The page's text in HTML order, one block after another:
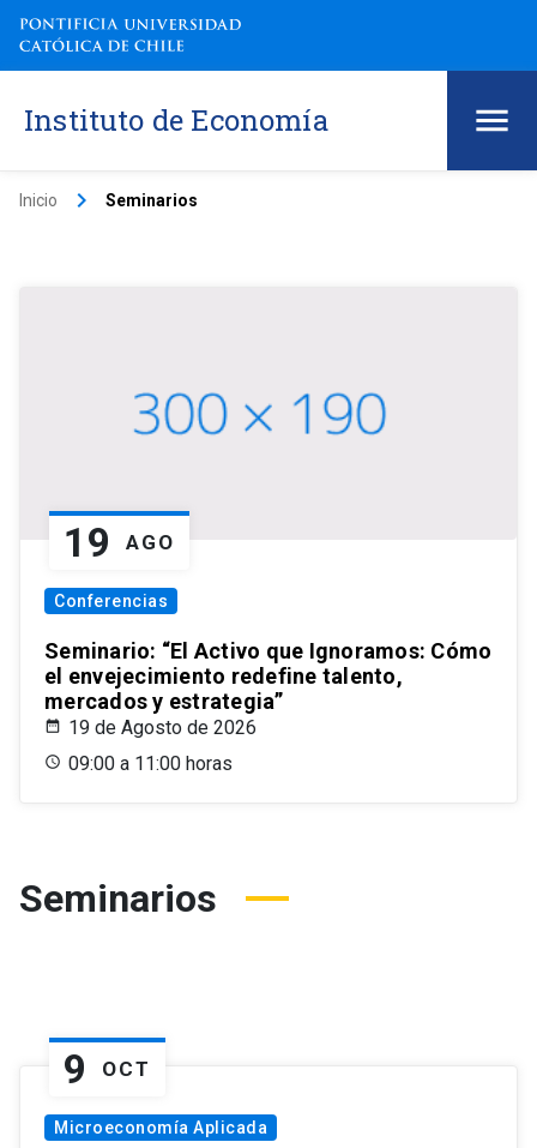
Instituto de Economía
Inicio keyboard_arrow_right Seminarios
19 AGO
Conferencias
Seminario: “El Activo que Ignoramos: Cómo
el envejecimiento redefine talento,
mercados y estrategia”
19 de Agosto de 2026
09:00 a 11:00 horas
Seminarios
9 OCT
Microeconomía Aplicada